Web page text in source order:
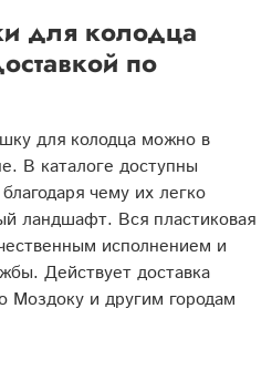
для колодца
по
для колодца можно в
В каталоге доступны
чему их легко
ландшафт. Вся пластиковая
исполнением и
Действует доставка
и другим городам